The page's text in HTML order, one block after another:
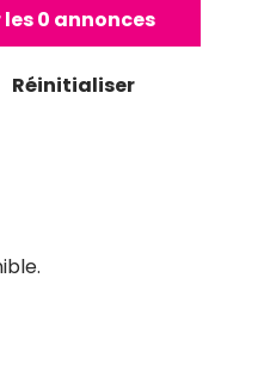
les0 annonces
Réinitialiser